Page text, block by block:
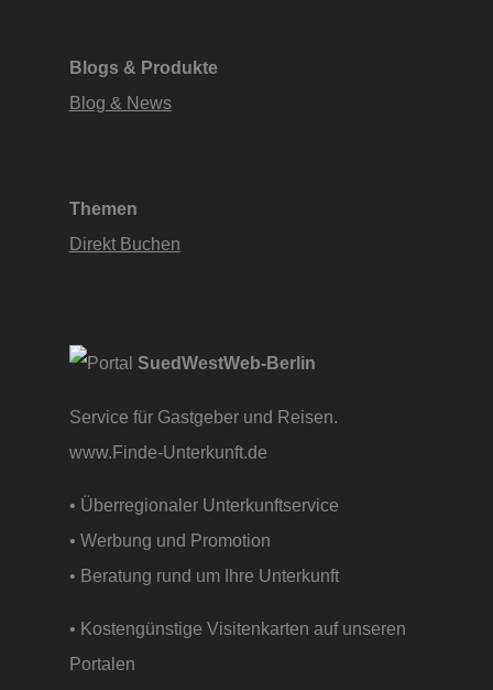
Blogs & Produkte
Blog & News
Themen
Direkt Buchen
SuedWestWeb-Berlin
Service für Gastgeber und Reisen.
www.Finde-Unterkunft.de
• Überregionaler Unterkunftservice
• Werbung und Promotion
• Beratung rund um Ihre Unterkunft
• Kostengünstige Visitenkarten auf unseren
Portalen